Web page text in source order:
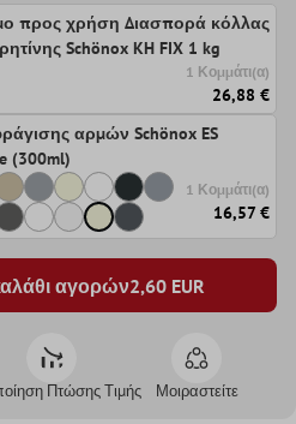
προς χρήση Διασπορά κόλλας
Schönox KH FIX 1 kg
1 Κομμάτι(α)
26,88 €
αρμών Schönox ES
(300ml)
1 Κομμάτι(α)
16,57 €
αγορών2,60 EUR
Πτώσης Τιμής Μοιραστείτε